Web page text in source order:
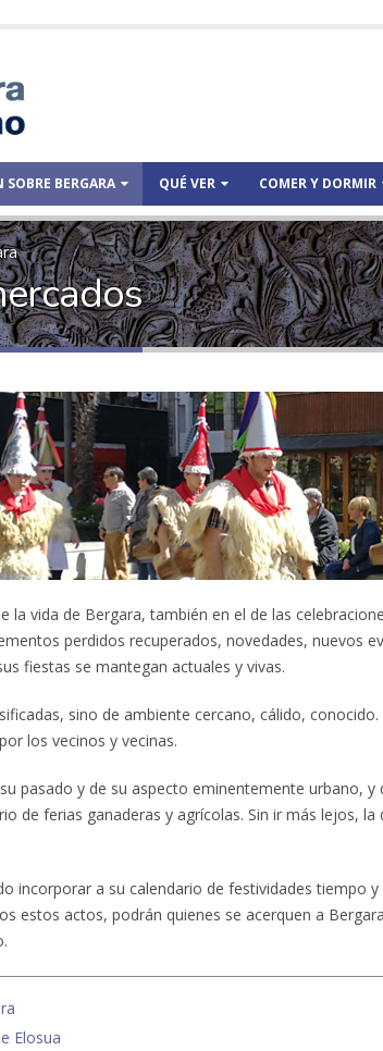
BERGARA QUÉ VER COMER Y DORMIR
la vida de Bergara, también en el de las
perdidos recuperados, novedades, nuevos
fiestas se mantegan actuales y vivas.
sino de ambiente cercano, cálido,
los vecinos y vecinas.
pasado y de su aspecto eminentemente urbano, y
de ferias ganaderas y agrícolas. Sin ir más lejos, la
incorporar a su calendario de festividades tiempo
estos actos, podrán quienes se acerquen a
Elosua